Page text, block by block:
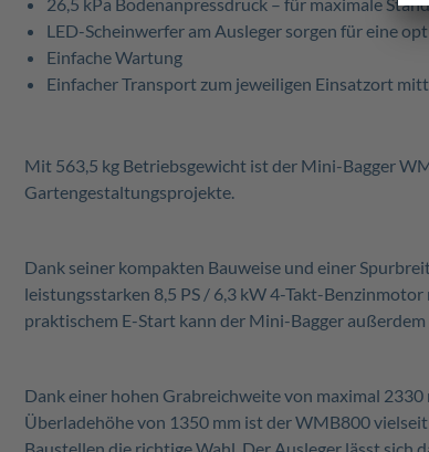
LED-Scheinwerfer am Ausleger sorgen für eine
Einfache Wartung
Einfacher Transport zum jeweiligen Einsatzort
Mit 563,5 kg Betriebsgewicht ist der Mini-Bagger
Gartengestaltungsprojekte.
Dank seiner kompakten Bauweise und einer
leistungsstarken 8,5 PS / 6,3 kW 4-Takt-
praktischem E-Start kann der Mini-Bagger
Dank einer hohen Grabreichweite von maximal
Überladehöhe von 1350 mm ist der WMB800